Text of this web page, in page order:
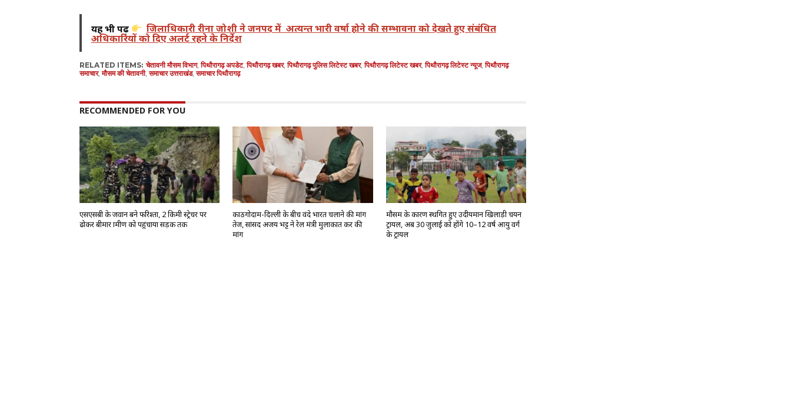
यह भी पढ़ें जिलाधिकारी रीना जोशी ने जनपद में अत्यन्त भारी वर्षा होने की सम्भावना को देखते हुए संबंधित
अधिकारियों को दिए अलर्ट रहने के निर्देश
RELATED ITEMS: चेतावनी मौसम विभाग,पिथौरागढ़ अपडेट,पिथौरागढ़ खबर,पिथौरागढ़ पुलिस लिटेस्ट खबर,पिथौरागढ़ लिटेस्ट खबर,पिथौरागढ़ लिटेस्ट न्यूज,पिथौरागढ़
समाचार,मौसम की चेतावनी,समाचार उत्तराखंड,समाचार पिथौरागढ़
RECOMMENDED FOR YOU
एसएसबी के जवान बने फरिश्ता, 2 किमी स्ट्रेचर पर
ढोकर बीमार ग्रामीण को पहुंचाया सड़क तक
काठगोदाम-दिल्ली के बीच वंदे भारत चलाने की मांग
तेज, सांसद अजय भट्ट ने रेल मंत्री मुलाकात कर की
मांग
मौसम के कारण स्थगित हुए उदीयमान खिलाड़ी चयन
ट्रायल, अब 30 जुलाई को होंगे 10–12 वर्ष आयु वर्ग
के ट्रायल